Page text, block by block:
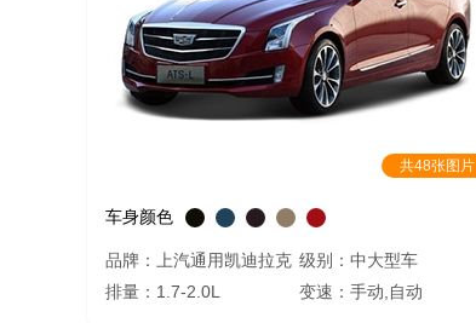
共48张图片
车身颜色
品牌：上汽通用凯迪拉克 级别：中大型车
排量：1.7-2.0L
变速：手动,自动